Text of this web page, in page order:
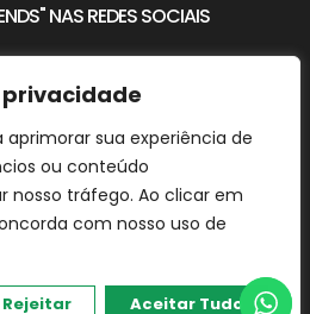
aprimorar sua experiência de
ou conteúdo
nosso tráfego. Ao clicar em
com nosso uso de
Rejeitar Aceitar Tudo
NAS REDES SOCIAIS
29.482.518/0001-90